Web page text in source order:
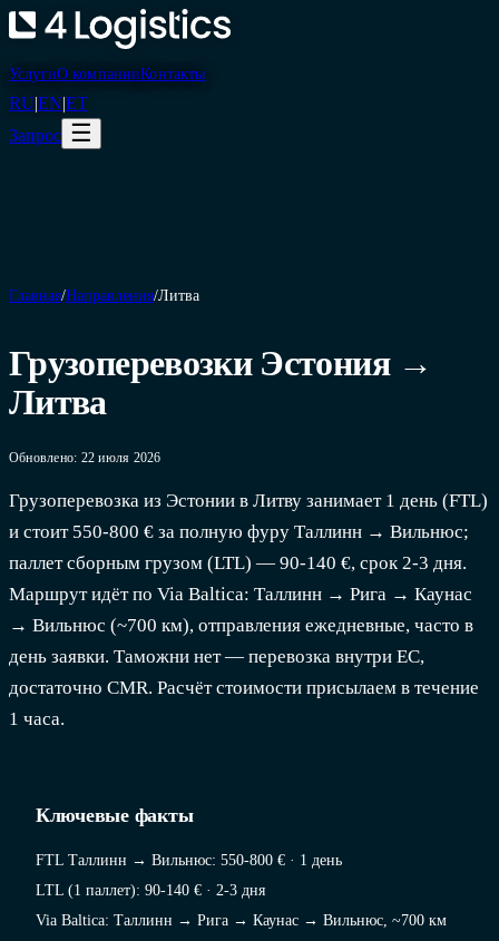
УслугиО компанииКонтакты
RU|EN|ET
Запрос ☰
Главная/Направления/Литва
Грузоперевозки Эстония →
Литва
Обновлено: 22 июля 2026
Грузоперевозка из Эстонии в Литву занимает 1 день (FTL)
и стоит 550-800 € за полную фуру Таллинн → Вильнюс;
паллет сборным грузом (LTL) — 90-140 €, срок 2-3 дня.
Маршрут идёт по Via Baltica: Таллинн → Рига → Каунас
→ Вильнюс (~700 км), отправления ежедневные, часто в
день заявки. Таможни нет — перевозка внутри ЕС,
достаточно CMR. Расчёт стоимости присылаем в течение
1 часа.
Ключевые факты
FTL Таллинн → Вильнюс: 550-800 € · 1 день
LTL (1 паллет): 90-140 € · 2-3 дня
Via Baltica: Таллинн → Рига → Каунас → Вильнюс, ~700 км